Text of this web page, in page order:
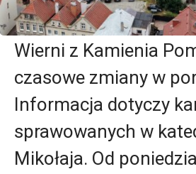
Wierni z Kamienia
czasowe zmiany w
Informacja dotyczy
sprawowanych w
Mikołaja. Od